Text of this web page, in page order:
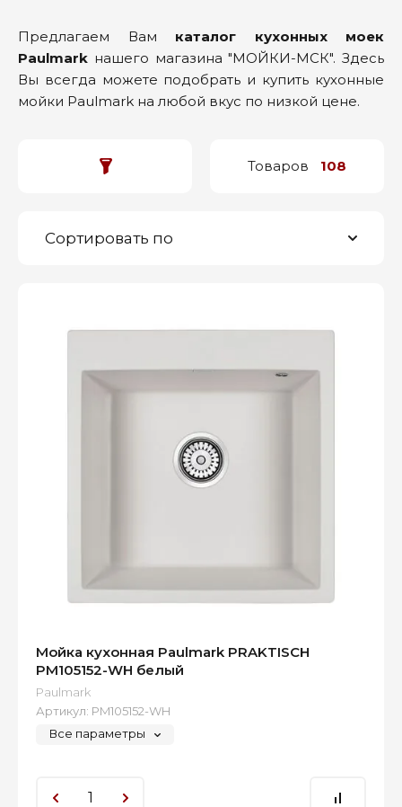
Предлагаем Вам каталог кухонных моек
Paulmark нашего магазина "МОЙКИ-МСК". Здесь
Вы всегда можете подобрать и купить кухонные
мойки Paulmark на любой вкус по низкой цене.
Товаров 108
Сортировать по
Мойка кухонная Paulmark PRAKTISCH
PM105152-WH белый
Paulmark
Артикул: PM105152-WH
Все параметры